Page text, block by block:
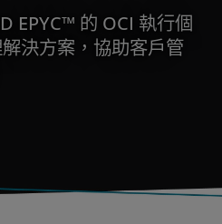
EPYC™ 的 OCI 執行個
決方案，協助客戶管